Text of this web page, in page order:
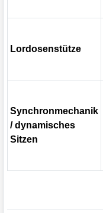
Lordosenstütze
Synchronmechanik
/ dynamisches
Sitzen